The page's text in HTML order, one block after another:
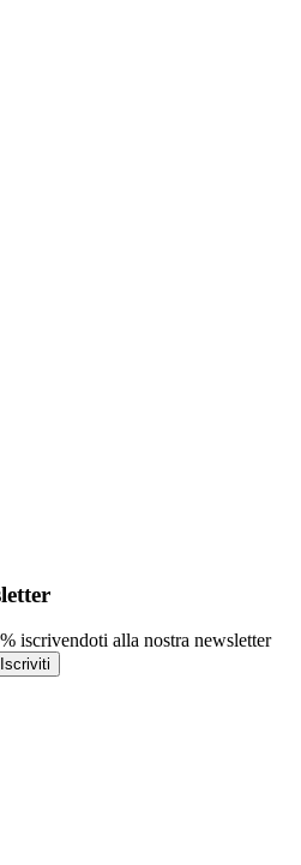
iscrivendoti alla nostra newsletter
Iscriviti